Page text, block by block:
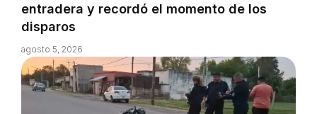
entradera y recordó el momento de los
disparos
agosto 5, 2026